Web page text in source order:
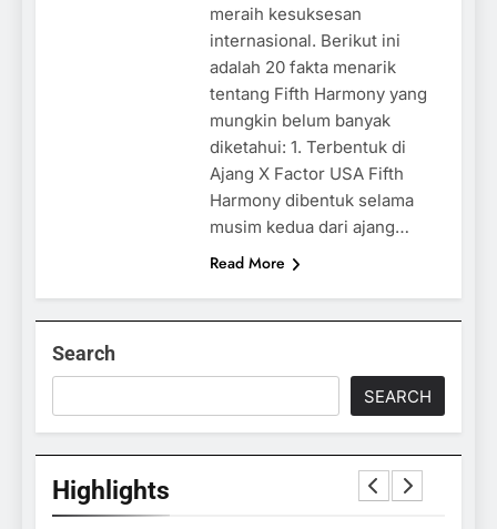
meraih kesuksesan
internasional. Berikut ini
adalah 20 fakta menarik
tentang Fifth Harmony yang
mungkin belum banyak
diketahui: 1. Terbentuk di
Ajang X Factor USA Fifth
Harmony dibentuk selama
musim kedua dari ajang…
Read More
Search
SEARCH
Highlights